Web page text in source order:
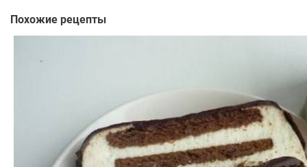
Похожие рецепты